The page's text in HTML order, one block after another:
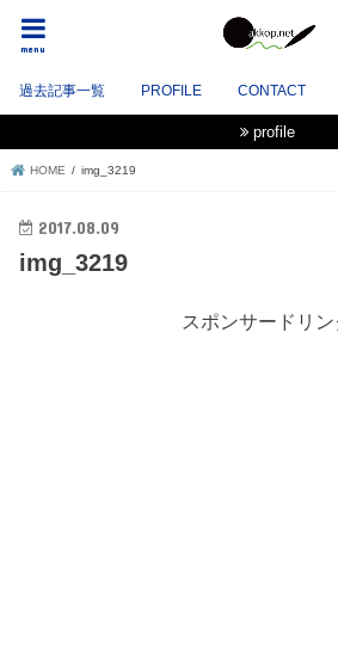
menu
過去記事一覧 PROFILE CONTACT
profile
HOME img_3219
2017.08.09
img_3219
スポンサードリン